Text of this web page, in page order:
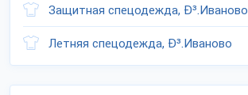
Защитная спецодежда, Ð³.Иваново
Летняя спецодежда, Ð³.Иваново